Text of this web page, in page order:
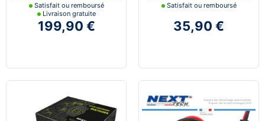
Satisfait ou remboursé
Livraison gratuite
199,90 €
Satisfait ou remboursé
35,90 €